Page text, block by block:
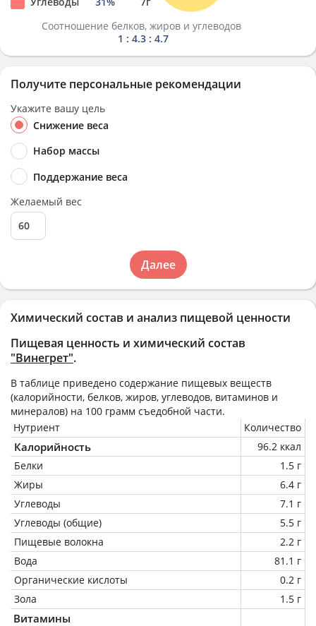
Химический состав и анализ пищевой ценности
Пищевая ценность и химический состав
"Винегрет".
В таблице приведено содержание пищевых веществ
(калорийности, белков, жиров, углеводов, витаминов и
минералов) на 100 грамм съедобной части.
Нутриент
Количество
Калорийность
96.2 ккал
Белки
1.5 г
Жиры
6.4 г
Углеводы
7.1 г
Углеводы (общие)
5.5 г
Пищевые волокна
2.2 г
Вода
81.1 г
Органические кислоты
0.2 г
Зола
1.5 г
Витамины
Соотношение белков, жиров и углеводов
1 : 4.3 : 4.7
Получите персональные рекомендации
Укажите вашу цель
Снижение веса
Набор массы
Поддержание веса
Желаемый вес
Далее